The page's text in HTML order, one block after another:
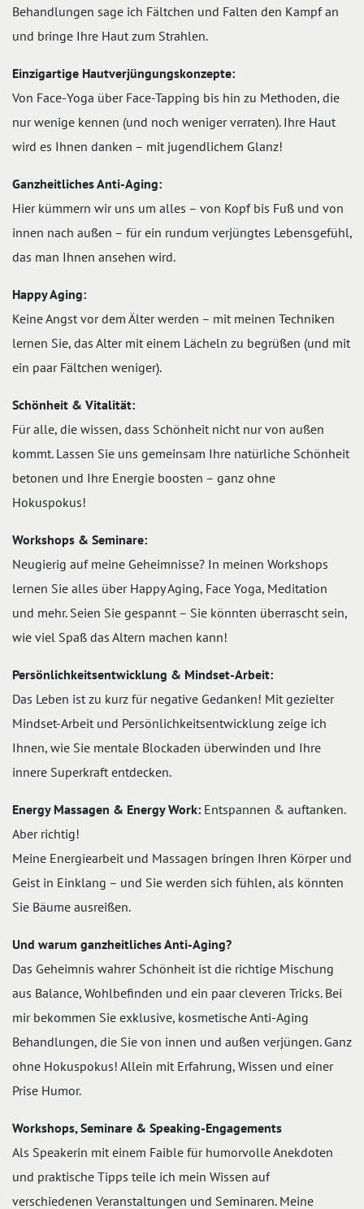
Behandlungen sage ich Fältchen und Falten den Kampf an
und bringe Ihre Haut zum Strahlen.
Einzigartige Hautverjüngungskonzepte:
Von Face-Yoga über Face-Tapping bis hin zu Methoden, die
nur wenige kennen (und noch weniger verraten). Ihre Haut
wird es Ihnen danken – mit jugendlichem Glanz!
Ganzheitliches Anti-Aging:
Hier kümmern wir uns um alles – von Kopf bis Fuß und von
innen nach außen – für ein rundum verjüngtes Lebensgefühl,
das man Ihnen ansehen wird.
Happy Aging:
Keine Angst vor dem Älter werden – mit meinen Techniken
lernen Sie, das Alter mit einem Lächeln zu begrüßen (und mit
ein paar Fältchen weniger).
Schönheit & Vitalität:
Für alle, die wissen, dass Schönheit nicht nur von außen
kommt. Lassen Sie uns gemeinsam Ihre natürliche Schönheit
betonen und Ihre Energie boosten – ganz ohne
Hokuspokus!
Workshops & Seminare:
Neugierig auf meine Geheimnisse? In meinen Workshops
lernen Sie alles über Happy Aging, Face Yoga, Meditation
und mehr. Seien Sie gespannt – Sie könnten überrascht sein,
wie viel Spaß das Altern machen kann!
Persönlichkeitsentwicklung & Mindset-Arbeit:
Das Leben ist zu kurz für negative Gedanken! Mit gezielter
Mindset-Arbeit und Persönlichkeitsentwicklung zeige ich
Ihnen, wie Sie mentale Blockaden überwinden und Ihre
innere Superkraft entdecken.
Energy Massagen & Energy Work: Entspannen & auftanken.
Aber richtig!
Meine Energiearbeit und Massagen bringen Ihren Körper und
Geist in Einklang – und Sie werden sich fühlen, als könnten
Sie Bäume ausreißen.
Und warum ganzheitliches Anti-Aging?
Das Geheimnis wahrer Schönheit ist die richtige Mischung
aus Balance, Wohlbefinden und ein paar cleveren Tricks. Bei
mir bekommen Sie exklusive, kosmetische Anti-Aging
Behandlungen, die Sie von innen und außen verjüngen. Ganz
ohne Hokuspokus! Allein mit Erfahrung, Wissen und einer
Prise Humor.
Workshops, Seminare & Speaking-Engagements
Als Speakerin mit einem Faible für humorvolle Anekdoten
und praktische Tipps teile ich mein Wissen auf
verschiedenen Veranstaltungen und Seminaren. Meine